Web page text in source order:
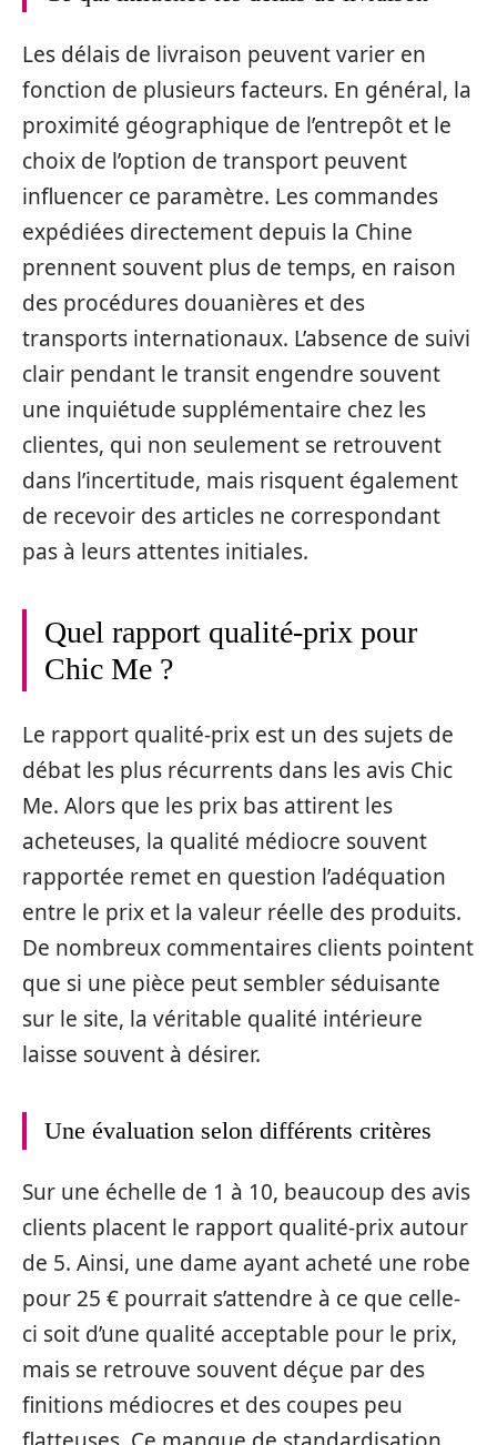
Les délais de livraison peuvent varier en
fonction de plusieurs facteurs. En général, la
proximité géographique de l’entrepôt et le
choix de l’option de transport peuvent
influencer ce paramètre. Les commandes
expédiées directement depuis la Chine
prennent souvent plus de temps, en raison
des procédures douanières et des
transports internationaux. L’absence de suivi
clair pendant le transit engendre souvent
une inquiétude supplémentaire chez les
clientes, qui non seulement se retrouvent
dans l’incertitude, mais risquent également
de recevoir des articles ne correspondant
pas à leurs attentes initiales.
Quel rapport qualité-prix pour
Chic Me ?
Le rapport qualité-prix est un des sujets de
débat les plus récurrents dans les avis Chic
Me. Alors que les prix bas attirent les
acheteuses, la qualité médiocre souvent
rapportée remet en question l’adéquation
entre le prix et la valeur réelle des produits.
De nombreux commentaires clients pointent
que si une pièce peut sembler séduisante
sur le site, la véritable qualité intérieure
laisse souvent à désirer.
Une évaluation selon différents critères
Sur une échelle de 1 à 10, beaucoup des avis
clients placent le rapport qualité-prix autour
de 5. Ainsi, une dame ayant acheté une robe
pour 25 € pourrait s’attendre à ce que celle-
ci soit d’une qualité acceptable pour le prix,
mais se retrouve souvent déçue par des
finitions médiocres et des coupes peu